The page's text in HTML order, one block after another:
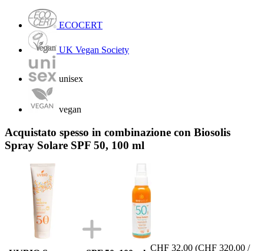
ECOCERT
UK Vegan Society
unisex
vegan
Acquistato spesso in combinazione con Biosolis
Spray Solare SPF 50, 100 ml
CHF 32.00 (CHF 320.00 /